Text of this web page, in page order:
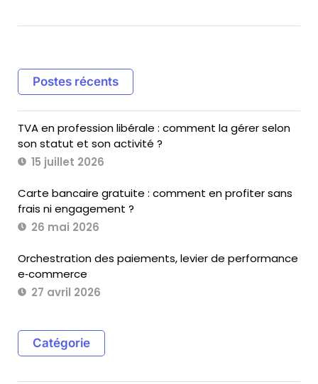
Postes récents
TVA en profession libérale : comment la gérer selon
son statut et son activité ?
15 juillet 2026
Carte bancaire gratuite : comment en profiter sans
frais ni engagement ?
26 mai 2026
Orchestration des paiements, levier de performance
e‑commerce
27 avril 2026
Catégorie